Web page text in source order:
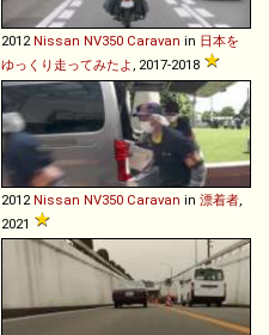
2012Nissan NV350 Caravan in 日本を
ゆっくり走ってみたよ, 2017-2018
2012Nissan NV350 Caravan in 漂着者,
2021